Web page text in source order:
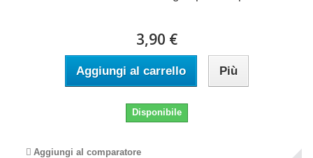
3,90 €
Aggiungi al carrello Più
Disponibile
Aggiungi al comparatore